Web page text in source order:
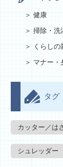
健康
掃除・洗
くらし
マナー・
タグ
カッター／は
シュレッダー